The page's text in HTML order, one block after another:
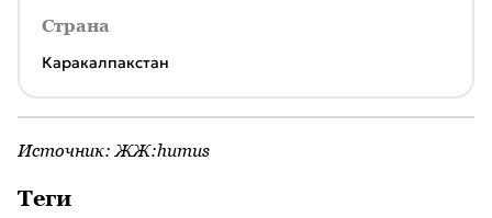
Страна
Каракалпакстан
Источник: ЖЖ:humus
Теги